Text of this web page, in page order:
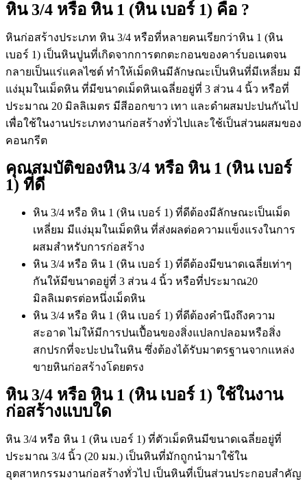
หิน 3/4 หรือ หิน 1 (หิน เบอร์ 1) คือ ?
หินก่อสร้างประเภท หิน 3/4 หรือที่หลายคนเรียกว่าหิน 1 (หิน
เบอร์ 1) เป็นหินปูนที่เกิดจากการตกตะกอนของคาร์บอเนตจน
กลายเป็นแร่แคลไซต์ ทำให้เม็ดหินมีลักษณะเป็นหินที่มีเหลี่ยม มี
แง่มุมในเม็ดหิน ที่มีขนาดเม็ดหินเฉลี่ยอยู่ที่ 3 ส่วน 4 นิ้ว หรือที่
ประมาณ 20 มิลลิเมตร มีสีออกขาว เทา และดำผสมปะปนกันไป
เพื่อใช้ในงานประเภทงานก่อสร้างทั่วไปและใช้เป็นส่วนผสมของ
คอนกรีต
คุณสมบัติของหิน 3/4 หรือ หิน 1 (หิน เบอร์
1) ที่ดี
หิน 3/4 หรือ หิน 1 (หิน เบอร์ 1) ที่ดีต้องมีลักษณะเป็นเม็ด
เหลี่ยม มีแง่มุมในเม็ดหิน ที่ส่งผลต่อความแข็งแรงในการ
ผสมสำหรับการก่อสร้าง
หิน 3/4 หรือ หิน 1 (หิน เบอร์ 1) ที่ดีต้องมีขนาดเฉลี่ยเท่าๆ
กันให้มีขนาดอยู่ที่ 3 ส่วน 4 นิ้ว หรือที่ประมาณ20
มิลลิเมตรต่อหนึ่งเม็ดหิน
หิน 3/4 หรือ หิน 1 (หิน เบอร์ 1) ที่ดีต้องคำนึงถึงความ
สะอาด ไม่ให้มีการปนเปื้อนของสิ่งแปลกปลอมหรือสิ่ง
สกปรกที่จะปะปนในหิน ซึ่งต้องได้รับมาตรฐานจากแหล่ง
ขายหินก่อสร้างโดยตรง
หิน 3/4 หรือ หิน 1 (หิน เบอร์ 1) ใช้ในงาน
ก่อสร้างแบบใด
หิน 3/4 หรือ หิน 1 (หิน เบอร์ 1) ที่ตัวเม็ดหินมีขนาดเฉลี่ยอยู่ที่
ประมาณ 3/4 นิ้ว (20 มม.) เป็นหินที่มักถูกนำมาใช้ใน
อุตสาหกรรมงานก่อสร้างทั่วไป เป็นหินที่เป็นส่วนประกอบสำคัญ